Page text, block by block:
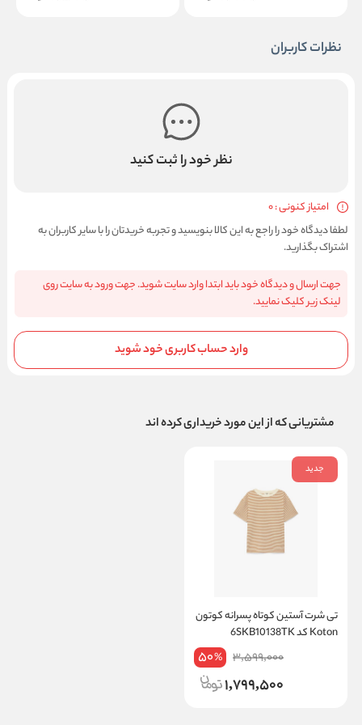
نظرات کاربران
نظر خود را ثبت کنید
امتیاز کنونی : 0
لطفا دیدگاه خود را راجع به این کالا بنویسید و تجربه خریدتان را با سایر کاربران به
اشتراک بگذارید.
جهت ارسال و دیدگاه خود باید ابتدا وارد سایت شوید. جهت ورود به سایت روی
لینک زیر کلیک نمایید.
وارد حساب کاربری خود شوید
مشتریانی که از این مورد خریداری کرده اند
جدید
تی شرت آستین کوتاه پسرانه کوتون
Koton کد 6SKB10138TK
3,599,000
50%
1,799,500